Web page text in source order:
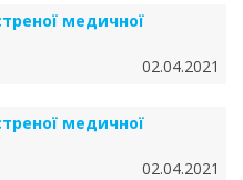
медичної
02.04.2021
медичної
02.04.2021